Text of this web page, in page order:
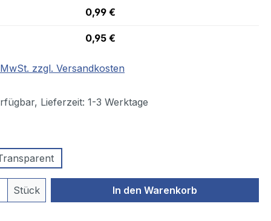
0,99 €
0,95 €
zzgl. Versandkosten
Lieferzeit: 1-3 Werktage
Anzahl: Gib den gewünschten Wert
Stück In den Warenkorb